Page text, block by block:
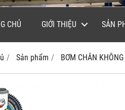
CHỦ GIỚI THIỆU SẢN
Sản phẩm BƠM CHÂN KHÔNG